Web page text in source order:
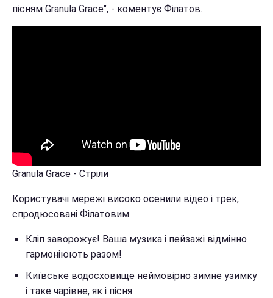
пісням Granula Grace", - коментує Філатов.
Granula Grace - Стріли
Користувачі мережі високо осенили відео і трек,
спродюсовані Філатовим.
Кліп заворожує! Ваша музика і пейзажі відмінно
гармоніюють разом!
Київське водосховище неймовірно зимне узимку
і таке чарівне, як і пісня.